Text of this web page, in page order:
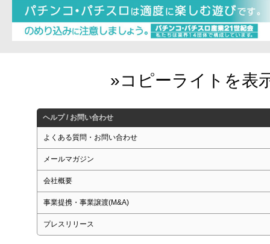
ヘルプ / お問い合わせ
よくある質問・お問い合わせ
メールマガジン
会社概要
事業提携・事業譲渡(M&A)
プレスリリース